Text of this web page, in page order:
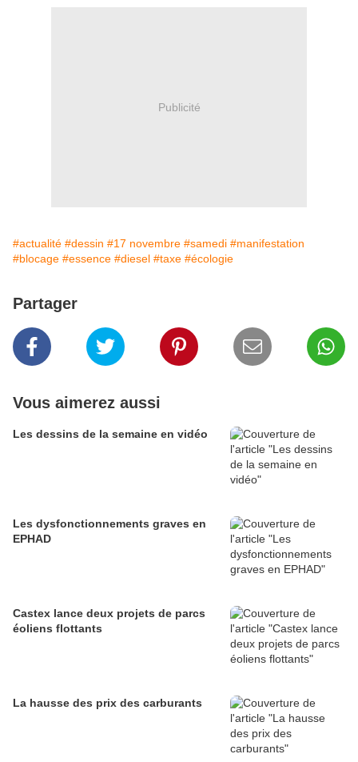
Publicité
#actualité #dessin #17 novembre #samedi #manifestation
#blocage #essence #diesel #taxe #écologie
Partager
Vous aimerez aussi
Les dessins de la semaine en vidéo
Les dysfonctionnements graves en
EPHAD
Castex lance deux projets de parcs
éoliens flottants
La hausse des prix des carburants